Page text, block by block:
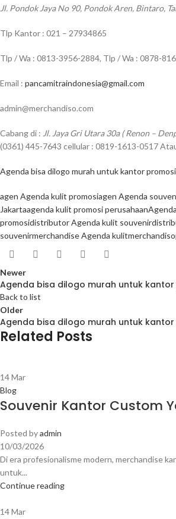
Jl. Pondok Jaya No 90, Pondok Aren, Bintaro,
Tlp Kantor : 021 – 27934865
Tlp / Wa : 0813-3956-2884, Tlp / Wa : 0878-
Email : pancamitraindonesia@gmail.com
admin@merchandiso.com
Cabang di : Jl. Jaya Gri Utara 30a ( Renon –
(0361) 445-7643 cellular : 0819-1613-0517
Agenda bisa dilogo murah untuk kantor
agen Agenda kulit promosiagen Agenda
Jakartaagenda kulit promosi perusahaan
promosidistributor Agenda kulit souvenir
souvenirmerchandise Agenda kulitmerchandiso
Newer
Agenda bisa dilogo murah untuk
Back to list
Older
Agenda bisa dilogo murah untuk
Related Posts
14Mar
Blog
Souvenir Kantor Custom
Posted byadmin
10/03/2026
Di era profesionalisme modern, merchandise
untuk...
Continue reading
14Mar